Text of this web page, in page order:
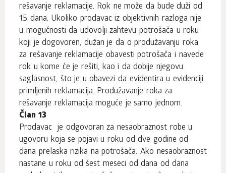
rešavanje reklamacije. Rok ne može da bude duži od
15 dana. Ukoliko prodavac iz objektivnih razloga nije
u mogućnosti da udovolji zahtevu potrošača u roku
koji je dogovoren, dužan je da o produžavanju roka
za rešavanje reklamacije obavesti potrošača i navede
rok u kome će je rešiti, kao i da dobije njegovu
saglasnost, što je u obavezi da evidentira u evidenciji
primljenih reklamacija. Produžavanje roka za
rešavanje reklamacija moguće je samo jednom.
Član 13
Prodavac je odgovoran za nesaobraznost robe u
ugovoru koja se pojavi u roku od dve godine od
dana prelaska rizika na potrošača. Ako nesaobraznost
nastane u roku od šest meseci od dana od dana